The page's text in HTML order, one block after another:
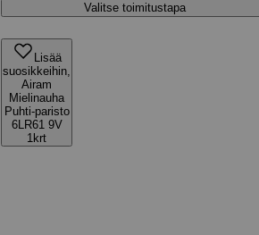
Valitse toimitustapa
Lisää
suosikkeihin,
Airam
Mielinauha
Puhti-paristo
6LR61 9V
1krt